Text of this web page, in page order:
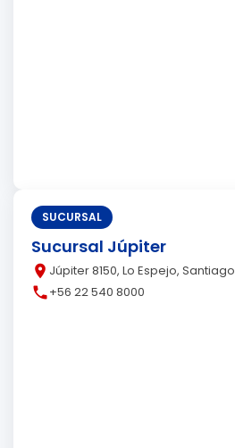
SUCURSAL
Sucursal Júpiter
place Júpiter 8150, Lo Espejo, Santiago
call+56 22 540 8000